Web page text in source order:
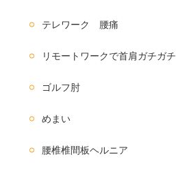
テレワーク 腰痛
リモートワークで首肩ガチガチ
ゴルフ肘
めまい
腰椎椎間板ヘルニア